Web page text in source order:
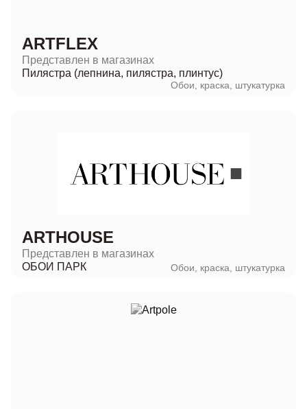
ARTFLEX
Представлен в магазинах
Пилястра (лепнина, пилястра, плинтус)
Обои, краска, штукатурка
ARTHOUSE
Представлен в магазинах
ОБОИ ПАРК
Обои, краска, штукатурка